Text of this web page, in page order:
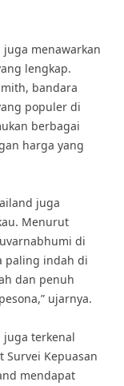
menawarkan
lengkap.
bandara
populer di
berbagai
harga yang
juga
Menurut
di
paling indah di
dan penuh
ujarnya.
terkenal
Kepuasan
mendapat